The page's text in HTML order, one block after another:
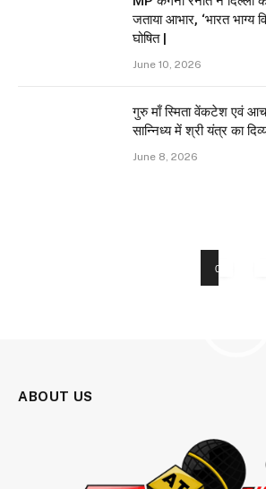
जताया आभार, ‘भारत भाग्य
घोषित |
June 10, 2026
गुरु माँ स्मिता वेंकटेश एवं
सान्निध्य में श्री यंत्र का
June 8, 2026
00:00
ABOUT US